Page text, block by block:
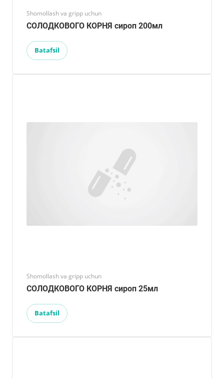
Shomollash va gripp uchun
СОЛОДКОВОГО КОРНЯ сироп 200мл
Batafsil
Shomollash va gripp uchun
СОЛОДКОВОГО КОРНЯ сироп 25мл
Batafsil